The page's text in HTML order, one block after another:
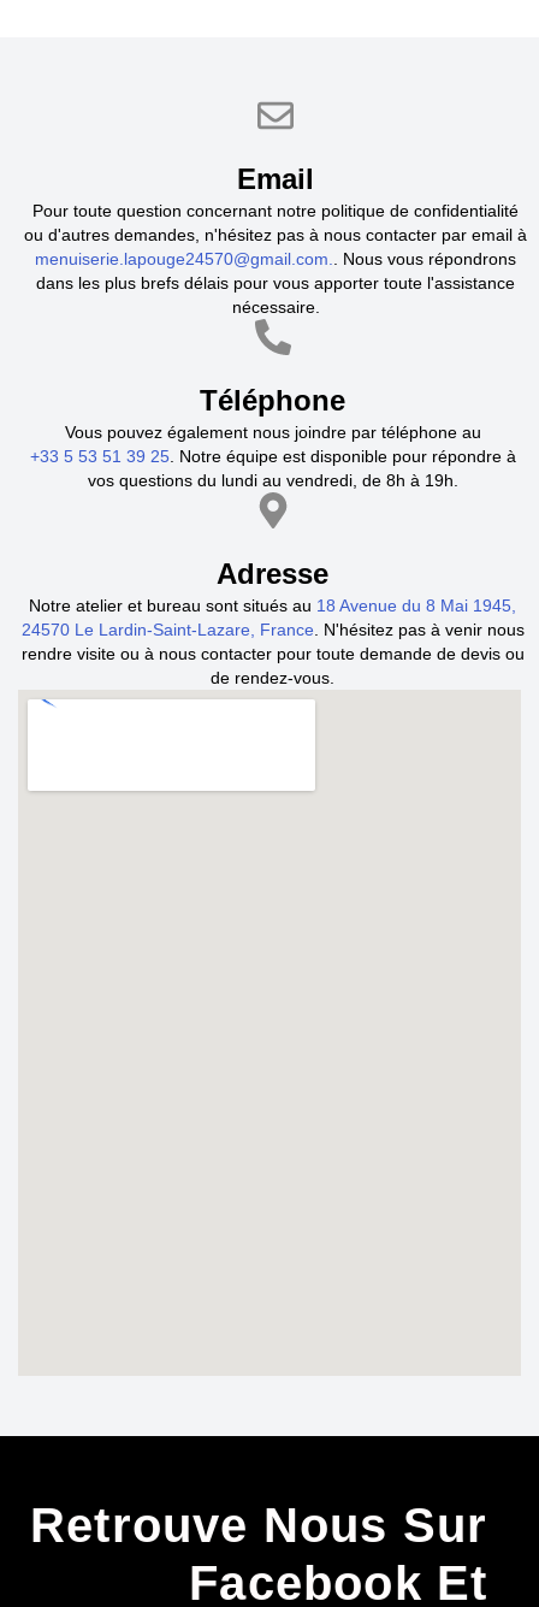
Email
Pour toute question concernant notre politique de confidentialité
ou d'autres demandes, n'hésitez pas à nous contacter par email à
menuiserie.lapouge24570@gmail.com.
. Nous vous répondrons
dans les plus brefs délais pour vous apporter toute l'assistance
nécessaire.
Téléphone
Vous pouvez également nous joindre par téléphone au
+33 5 53 51 39 25. Notre équipe est disponible pour répondre à
vos questions du lundi au vendredi, de 8h à 19h.
Adresse
Notre atelier et bureau sont situés au 18 Avenue du 8 Mai 1945,
24570 Le Lardin-Saint-Lazare, France . N'hésitez pas à venir nous
rendre visite ou à nous contacter pour toute demande de devis ou
de rendez-vous.
Retrouve Nous Sur
Facebook Et